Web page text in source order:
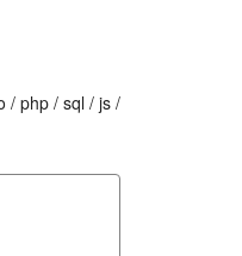
/ php / sql / js /